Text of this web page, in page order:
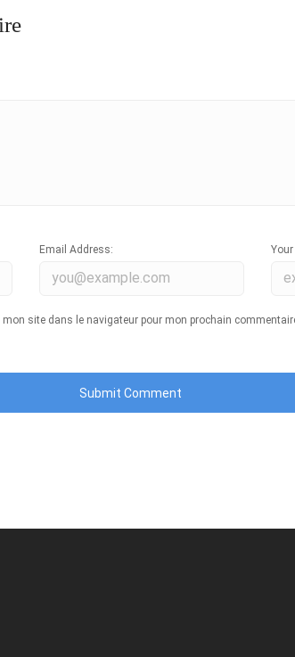
Email Address: Your
site dans le navigateur pour mon prochain